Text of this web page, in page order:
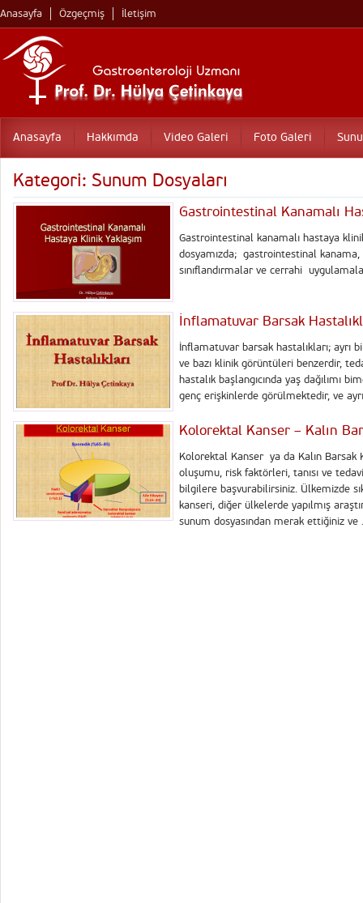
Anasayfa Özgeçmiş İletişim
Anasayfa Hakkımda Video Galeri Foto Galeri
Kategori: Sunum Dosyaları
Gastrointestinal Kanamalı
Gastrointestinal kanamalı hastaya
dosyamızda; gastrointestinal kanama,
sınıflandırmalar ve cerrahi
İnflamatuvar Barsak
İnflamatuvar barsak hastalıkları;
ve bazı klinik görüntüleri benzerdir,
hastalık başlangıcında yaş dağılımı
genç erişkinlerde görülmektedir, ve
Kolorektal Kanser – Kalın
Kolorektal Kanser ya da Kalın
oluşumu, risk faktörleri, tanısı ve
bilgilere başvurabilirsiniz. Ülkemizde
kanseri, diğer ülkelerde yapılmış
sunum dosyasından merak ettiğiniz ve